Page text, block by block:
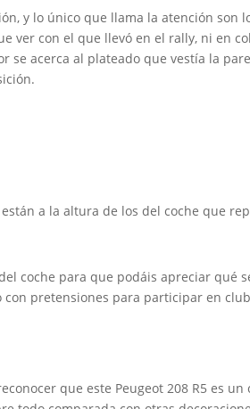
y lo único que llama la atención son
ver con el que llevó en el rally, ni en
se acerca al plateado que vestía la
a la altura de los del coche que
coche para que podáis apreciar qué
pretensiones para participar en
que este Peugeot 208 R5 es